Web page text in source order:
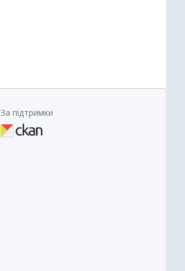
За підтримки